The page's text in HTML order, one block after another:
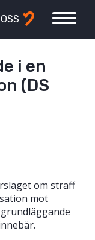
i en
(DS
om straff
mot